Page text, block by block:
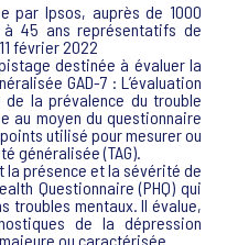
par Ipsos, auprès de 1000
45 ans représentatifs de
février 2022
destinée à évaluer la
GAD-7 : L’évaluation
la prévalence du trouble
au moyen du questionnaire
points utilisé pour mesurer ou
généralisée (TAG).
la présence et la sévérité de
Questionnaire (PHQ) qui
troubles mentaux. Il évalue,
de la dépression
ou caractérisée